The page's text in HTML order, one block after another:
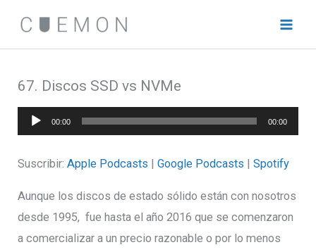
contenido
67. Discos SSD vs NVMe
Reproductor
de
audio
00:00 00:00
Suscribir:Apple Podcasts |Google Podcasts |Spotify
Aunque los discos de estado sólido están con nosotros
desde 1995, fue hasta el año 2016 que se comenzaron
a comercializar a un precio razonable o por lo menos